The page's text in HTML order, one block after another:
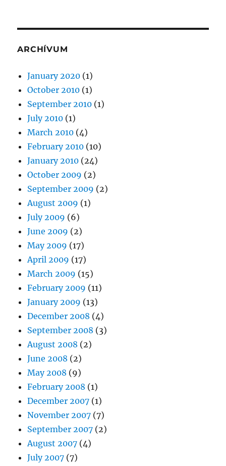
ARCHÍVUM
January 2020 (1)
October 2010 (1)
September 2010 (1)
July 2010 (1)
March 2010 (4)
February 2010 (10)
January 2010 (24)
October 2009 (2)
September 2009 (2)
August 2009 (1)
July 2009 (6)
June 2009 (2)
May 2009 (17)
April 2009 (17)
March 2009 (15)
February 2009 (11)
January 2009 (13)
December 2008 (4)
September 2008 (3)
August 2008 (2)
June 2008 (2)
May 2008 (9)
February 2008 (1)
December 2007 (1)
November 2007 (7)
September 2007 (2)
August 2007 (4)
July 2007 (7)